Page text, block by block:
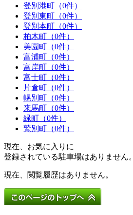
登別港町（0件）
登別東町（0件）
登別本町（0件）
柏木町（0件）
美園町（0件）
富浦町（0件）
富岸町（0件）
富士町（0件）
片倉町（0件）
幌別町（0件）
来馬町（0件）
緑町（0件）
鷲別町（0件）
現在、お気に入りに
登録されている駐車場はありません。
現在、閲覧履歴はありません。